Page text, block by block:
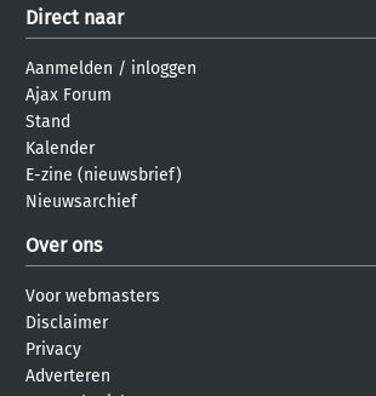
Direct naar
Aanmelden / inloggen
Ajax Forum
Stand
Kalender
E-zine (nieuwsbrief)
Nieuwsarchief
Over ons
Voor webmasters
Disclaimer
Privacy
Adverteren